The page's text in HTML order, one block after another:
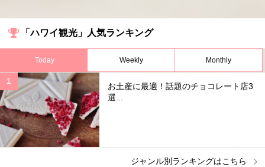
「ハワイ観光」人気ランキング
Today Weekly Monthly
お土産に最適！話題のチョコレート店3
選...
ジャンル別ランキングはこちら